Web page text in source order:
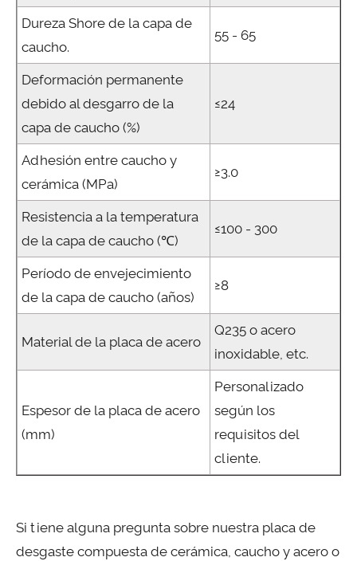
Dureza Shore de la capa de
caucho.
55 - 65
Deformación permanente
debido al desgarro de la
capa de caucho (%)
≤24
Adhesión entre caucho y
cerámica (MPa)
≥3.0
Resistencia a la temperatura
de la capa de caucho (℃)
≤100 - 300
Período de envejecimiento
de la capa de caucho (años)
≥8
Material de la placa de acero
Q235 o acero
inoxidable, etc.
Espesor de la placa de acero
(mm)
Personalizado
según los
requisitos del
cliente.
Si tiene alguna pregunta sobre nuestra placa de
desgaste compuesta de cerámica, caucho y acero o